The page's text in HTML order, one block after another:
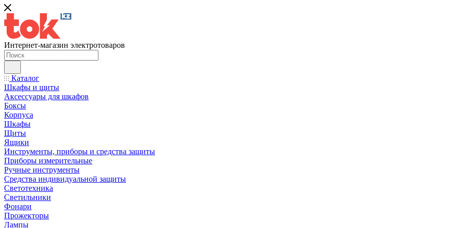
Интернет-магазин электротоваров
Каталог
Шкафы и щиты
Аксессуары для шкафов
Боксы
Корпуса
Шкафы
Щиты
Ящики
Инструменты, приборы и средства защиты
Приборы измерительные
Ручные инструменты
Средства индивидуальной защиты
Светотехника
Светильники
Фонари
Прожекторы
Лампы